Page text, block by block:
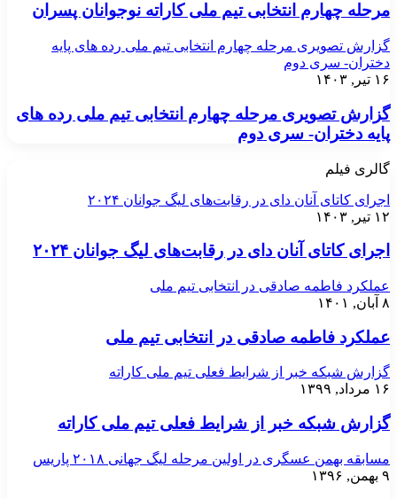
مرحله چهارم انتخابی تیم ملی کاراته نوجوانان پسران
گزارش تصویری مرحله چهارم انتخابی تیم ملی رده های پایه
دختران- سری دوم
۱۶ تیر, ۱۴۰۳
گزارش تصویری مرحله چهارم انتخابی تیم ملی رده های
پایه دختران- سری دوم
گالری فیلم
اجرای کاتای آنان دای در رقابت‌های لیگ جوانان ۲۰۲۴
۱۲ تیر, ۱۴۰۳
اجرای کاتای آنان دای در رقابت‌های لیگ جوانان ۲۰۲۴
عملکرد فاطمه صادقی در انتخابی تیم ملی
۸ آبان, ۱۴۰۱
عملکرد فاطمه صادقی در انتخابی تیم ملی
گزارش شبکه خبر از شرایط فعلی تیم ملی کاراته
۱۶ مرداد, ۱۳۹۹
گزارش شبکه خبر از شرایط فعلی تیم ملی کاراته
مسابقه بهمن عسگری در اولین مرحله لیگ جهانی ۲۰۱۸ پاریس
۹ بهمن, ۱۳۹۶